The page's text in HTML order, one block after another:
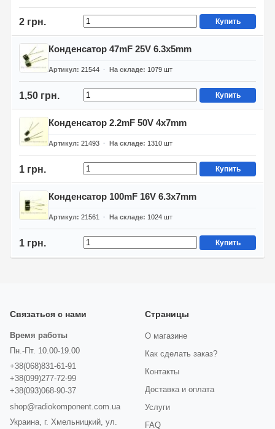
2 грн. Купить
Конденсатор 47mF 25V 6.3x5mm
Артикул 21544 На складе 1079 шт
1,50 грн. Купить
Конденсатор 2.2mF 50V 4x7mm
Артикул 21493 На складе 1310 шт
1 грн. Купить
Конденсатор 100mF 16V 6.3x7mm
Артикул 21561 На складе 1024 шт
1 грн. Купить
Связаться с нами
Время работы
Пн.-Пт. 10.00-19.00
+38(068)831-61-91
+38(099)277-72-99
+38(093)068-90-37
shop@radiokomponent.com.ua
Украина, г. Хмельницкий, ул.
Страницы
О магазине
Как сделать заказ?
Контакты
Доставка и оплата
Услуги
FAQ